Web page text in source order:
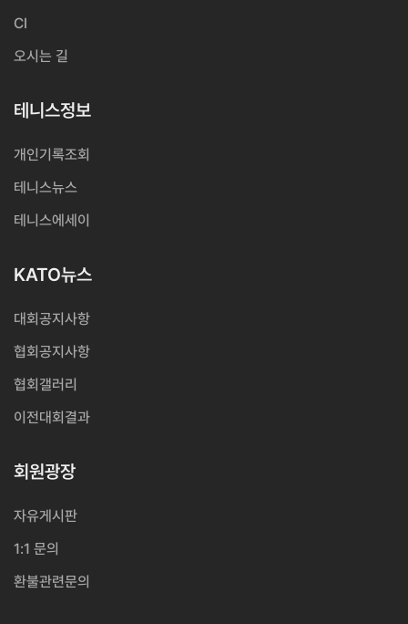
CI
오시는 길
테니스정보
개인기록조회
테니스뉴스
테니스에세이
KATO뉴스
대회공지사항
협회공지사항
협회갤러리
이전대회결과
회원광장
자유게시판
1:1 문의
환불관련문의